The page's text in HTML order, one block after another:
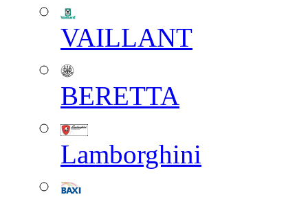
VAILLANT
BERETTA
Lamborghini